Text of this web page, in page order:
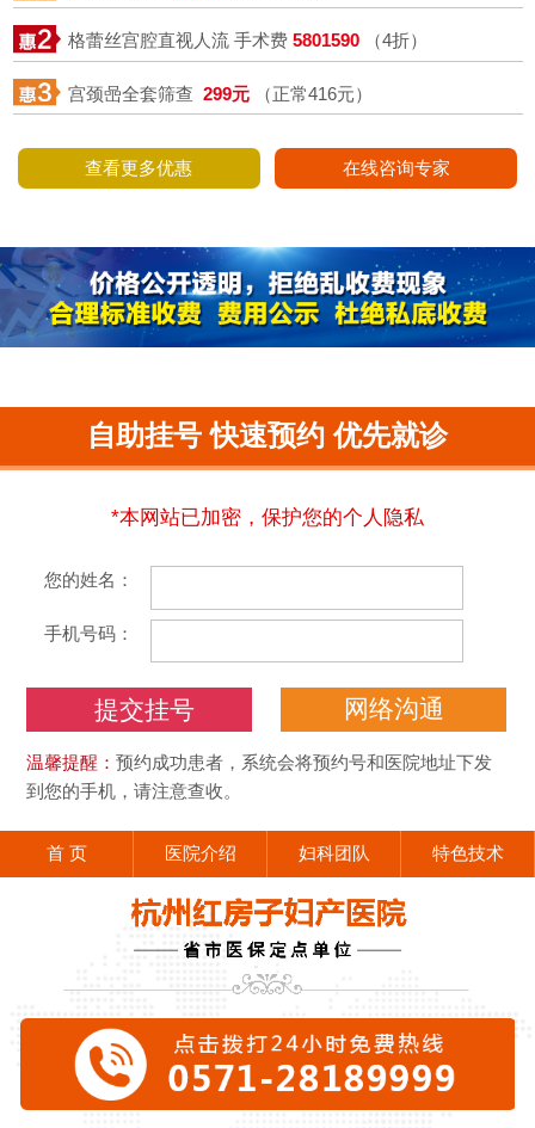
格蕾丝宫腔直视人流 手术费 5801590 （4折）
宫颈喦全套筛查 299元 （正常416元）
查看更多优惠 在线咨询专家
自助挂号 快速预约 优先就诊
*本网站已加密，保护您的个人隐私
您的姓名：
手机号码：
网络沟通
温馨提醒：预约成功患者，系统会将预约号和医院地址下发
到您的手机，请注意查收。
首 页 医院介绍 妇科团队 特色技术